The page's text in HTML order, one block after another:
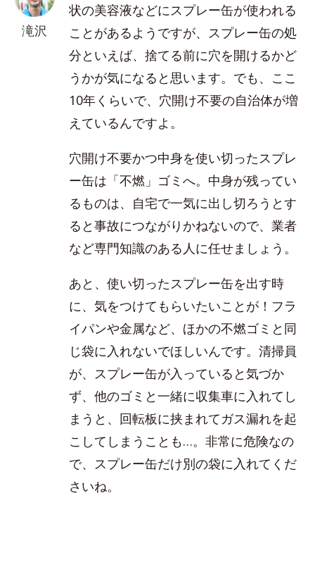
滝沢
状の美容液などにスプレー缶が使われる
ことがあるようですが、スプレー缶の処
分といえば、捨てる前に穴を開けるかど
うかが気になると思います。でも、ここ
10年くらいで、穴開け不要の自治体が増
えているんですよ。
穴開け不要かつ中身を使い切ったスプレ
ー缶は「不燃」ゴミへ。中身が残ってい
るものは、自宅で一気に出し切ろうとす
ると事故につながりかねないので、業者
など専門知識のある人に任せましょう。
あと、使い切ったスプレー缶を出す時
に、気をつけてもらいたいことが！フラ
イパンや金属など、ほかの不燃ゴミと同
じ袋に入れないでほしいんです。清掃員
が、スプレー缶が入っていると気づか
ず、他のゴミと一緒に収集車に入れてし
まうと、回転板に挟まれてガス漏れを起
こしてしまうことも…。非常に危険なの
で、スプレー缶だけ別の袋に入れてくだ
さいね。